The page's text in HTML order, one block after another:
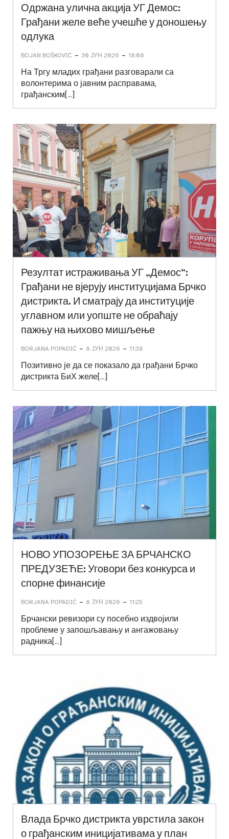
Одржана улична акција УГ Демос:
Грађани желе веће учешће у доношењу
одлука
BOJAN BOŠKOVIĆ - 30 ЈУН 2026 - 18:08
На Тргу младих грађани разговарали са
волонтерима о јавним расправама,
грађанским[…]
Резултат истраживања УГ „Демос“:
Грађани не вјерују институцијама Брчко
дистрикта. И сматрају да институције
углавном или уопште не обраћају
пажњу на њихово мишљење
BORJANA POPADIĆ - 8 ЈУН 2026 - 11:38
Позитивно је да се показало да грађани Брчко
дистрикта БиХ желе[…]
НОВО УПОЗОРЕЊЕ ЗА БРЧАНСКО
ПРЕДУЗЕЋЕ: Уговори без конкурса и
спорне финансије
BORJANA POPADIĆ - 8 ЈУН 2026 - 11:25
Брчански ревизори су посебно издвојили
проблеме у запошљавању и ангажовању
радника[…]
Влада Брчко дистрикта уврстила закон
о грађанским иницијативама у план